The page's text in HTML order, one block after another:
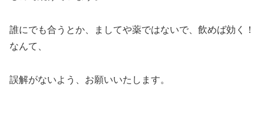
誰にでも合うとか、ましてや薬ではないで、飲めば効く！
なんて、
誤解がないよう、お願いいたします。